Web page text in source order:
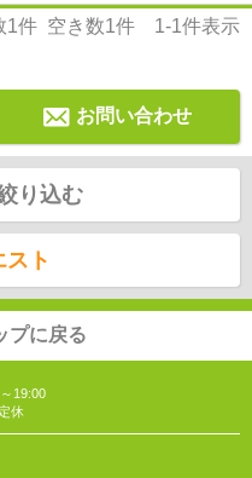
1件 空き数1件 1-1件表示
お問い合わせ
り込む
ト
プに戻る
19:00
休